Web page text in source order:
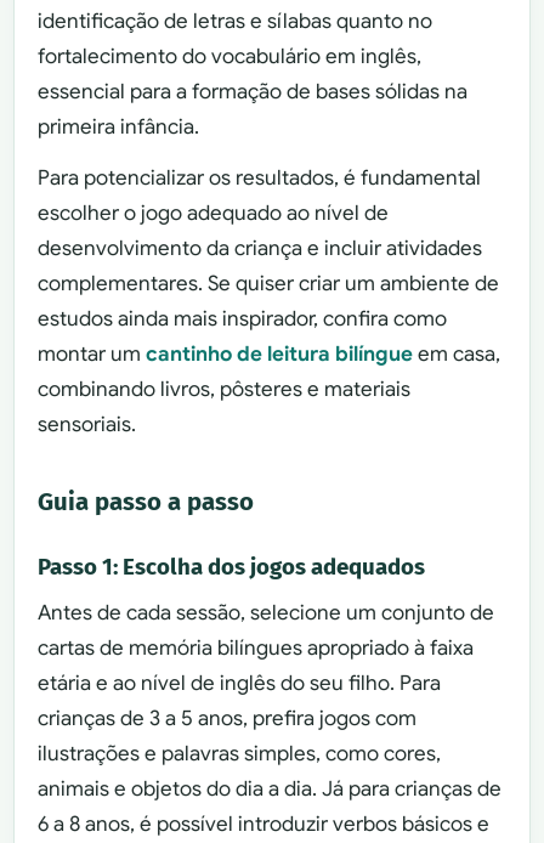
identificação de letras e sílabas quanto no
fortalecimento do vocabulário em inglês,
essencial para a formação de bases sólidas na
primeira infância.
Para potencializar os resultados, é fundamental
escolher o jogo adequado ao nível de
desenvolvimento da criança e incluir atividades
complementares. Se quiser criar um ambiente de
estudos ainda mais inspirador, confira como
montar umcantinho de leitura bilíngueem casa,
combinando livros, pôsteres e materiais
sensoriais.
Guia passo a passo
Passo 1: Escolha dos jogos adequados
Antes de cada sessão, selecione um conjunto de
cartas de memória bilíngues apropriado à faixa
etária e ao nível de inglês do seu filho. Para
crianças de 3 a 5 anos, prefira jogos com
ilustrações e palavras simples, como cores,
animais e objetos do dia a dia. Já para crianças de
6 a 8 anos, é possível introduzir verbos básicos e